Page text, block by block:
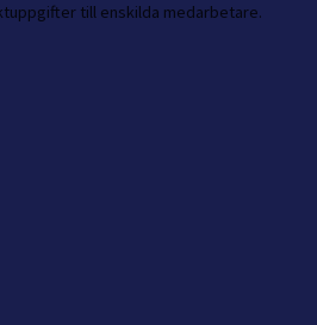
till enskilda medarbetare.